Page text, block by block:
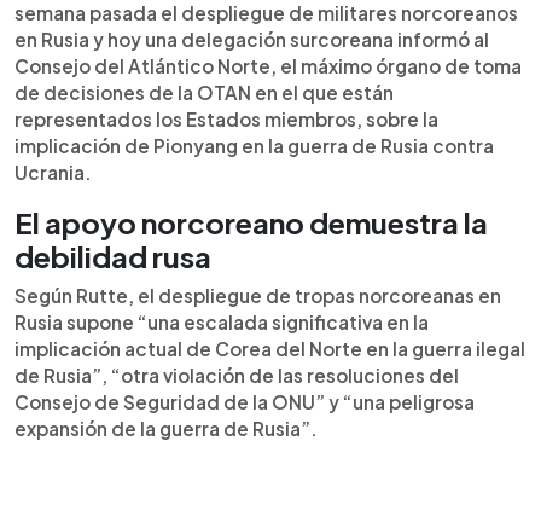
semana pasada el despliegue de militares norcoreanos
en Rusia y hoy una delegación surcoreana informó al
Consejo del Atlántico Norte, el máximo órgano de toma
de decisiones de la OTAN en el que están
representados los Estados miembros, sobre la
implicación de Pionyang en la guerra de Rusia contra
Ucrania.
El apoyo norcoreano demuestra la
debilidad rusa
Según Rutte, el despliegue de tropas norcoreanas en
Rusia supone “una escalada significativa en la
implicación actual de Corea del Norte en la guerra ilegal
de Rusia”, “otra violación de las resoluciones del
Consejo de Seguridad de la ONU” y “una peligrosa
expansión de la guerra de Rusia”.